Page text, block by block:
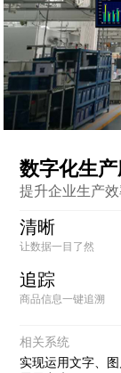
数字化生
提升企业生产
清晰
让数据一目了然
追踪
商品信息一键追溯
相关系统
实现运用文字、